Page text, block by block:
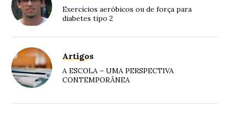
Exercícios aeróbicos ou de força para
diabetes tipo 2
Artigos
A ESCOLA – UMA PERSPECTIVA
CONTEMPORÂNEA